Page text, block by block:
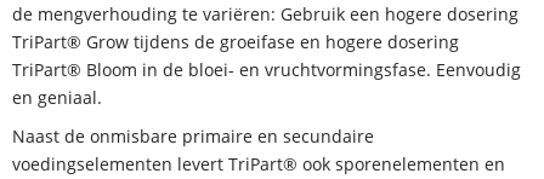
de mengverhouding te variëren: Gebruik een hogere dosering
TriPart® Grow tijdens de groeifase en hogere dosering
TriPart® Bloom in de bloei- en vruchtvormingsfase. Eenvoudig
en geniaal.
Naast de onmisbare primaire en secundaire
voedingselementen levert TriPart® ook sporenelementen en